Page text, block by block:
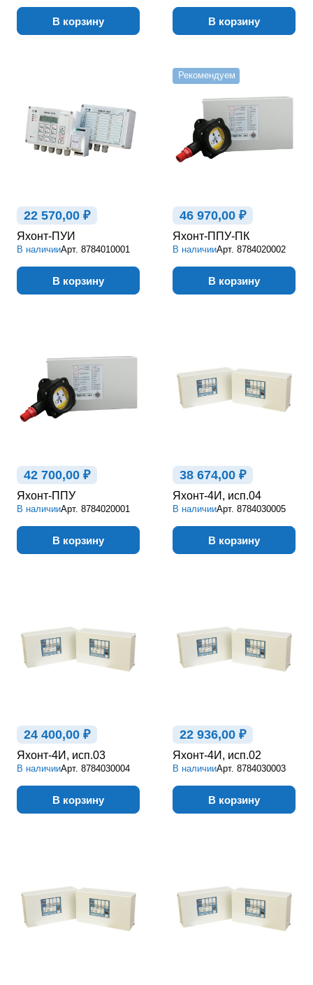
В корзину В корзину
22 570,00 ₽
Яхонт-ПУИ
В наличииАрт. 8784010001
В корзину
Рекомендуем
46 970,00 ₽
Яхонт-ППУ-ПК
В наличииАрт. 8784020002
В корзину
42 700,00 ₽
Яхонт-ППУ
В наличииАрт. 8784020001
В корзину
38 674,00 ₽
Яхонт-4И, исп.04
В наличииАрт. 8784030005
В корзину
24 400,00 ₽
Яхонт-4И, исп.03
В наличииАрт. 8784030004
В корзину
22 936,00 ₽
Яхонт-4И, исп.02
В наличииАрт. 8784030003
В корзину